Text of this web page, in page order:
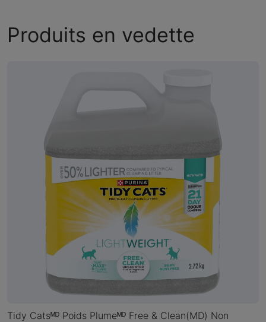
Produits en vedette
Tidy Catsᴹᴰ Poids Plumeᴹᴰ Free & Clean(MD) Non